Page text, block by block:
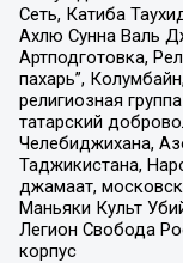
Сеть, Катиба
Ахлю Сунна Валь
Артподготовка,
пахарь”,
религиозная
татарский
Челебиджихана,
Таджикистана,
джамаат,
Маньяки Культ
Легион Свобода
корпус